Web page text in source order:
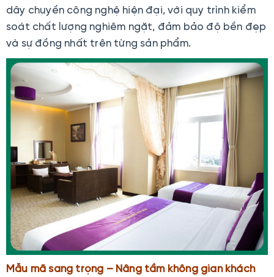
dây chuyền công nghệ hiện đại, với quy trình kiểm
soát chất lượng nghiêm ngặt, đảm bảo độ bền đẹp
và sự đồng nhất trên từng sản phẩm.
Mẫu mã sang trọng – Nâng tầm không gian khách